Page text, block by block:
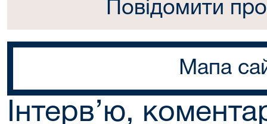
Повідомити
Мапа
Інтерв’ю,